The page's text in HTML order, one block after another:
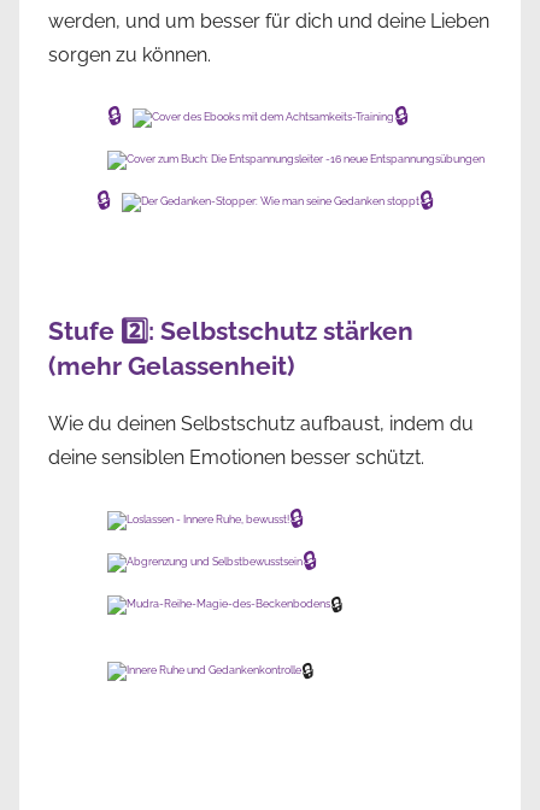
werden, und um besser für dich und deine Lieben
sorgen zu können.
🔒 🔒
🔒 🔒
Stufe 2️⃣: Selbstschutz stärken
(mehr Gelassenheit)
Wie du deinen Selbstschutz aufbaust, indem du
deine sensiblen Emotionen besser schützt.
🔒
🔒
🔒
🔒